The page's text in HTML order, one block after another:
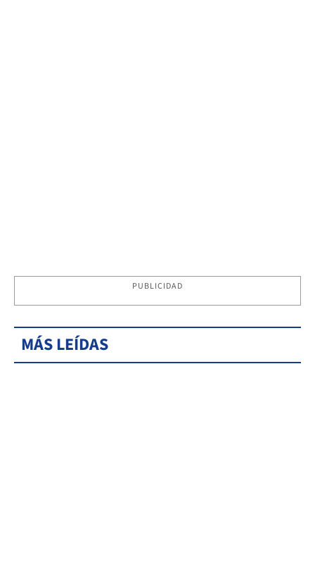
PUBLICIDAD
MÁS LEÍDAS